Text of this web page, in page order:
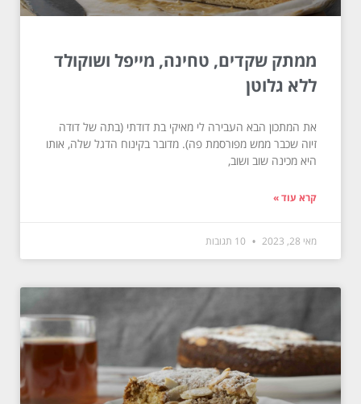
ממתק שקדים, טחינה, מייפל ושוקולד
ללא גלוטן
את המתכון הבא העבירה לי מאיקי בת דודתי (בתה של דודה
זיוה שכבר ממש מפורסמת פה). מדובר בקינוח הדגל שלה, אותו
היא מכינה שוב ושוב,
קרא עוד »
מאי 28, 2023